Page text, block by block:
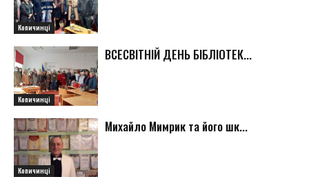
Копичинці
Копичинці
ВСЕСВІТНІЙ ДЕНЬ БІБЛІОТЕК...
Копичинці
Михайло Мимрик та його шк...